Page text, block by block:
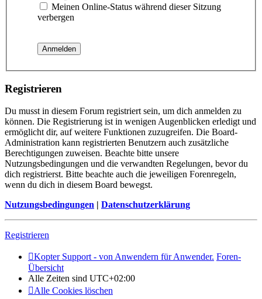
Meinen Online-Status während dieser Sitzung
verbergen
Registrieren
Du musst in diesem Forum registriert sein, um dich anmelden zu
können. Die Registrierung ist in wenigen Augenblicken erledigt und
ermöglicht dir, auf weitere Funktionen zuzugreifen. Die Board-
Administration kann registrierten Benutzern auch zusätzliche
Berechtigungen zuweisen. Beachte bitte unsere
Nutzungsbedingungen und die verwandten Regelungen, bevor du
dich registrierst. Bitte beachte auch die jeweiligen Forenregeln,
wenn du dich in diesem Board bewegst.
Nutzungsbedingungen | Datenschutzerklärung
Registrieren
Kopter Support - von Anwendern für Anwender. Foren-
Übersicht
Alle Zeiten sind UTC+02:00
Alle Cookies löschen